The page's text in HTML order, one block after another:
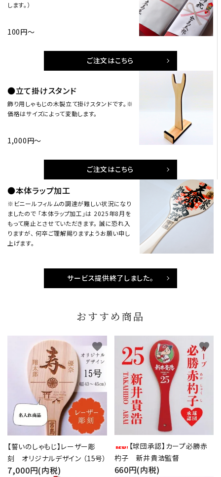
します。）
100円～
ご注文はこちら
●立て掛けスタンド
飾り用しゃもじの木製立て掛けスタンドです。※
価格はサイズによって変動します。
1,000円～
ご注文はこちら
●本体ラップ加工
※ビニールフィルムの調達が難しい状況になり
ましたので 「本体ラップ加工」は 2025年8月を
もって廃止とさせていただきます。 誠に恐れ入
りますが、 何卒ご理解賜りますようお願い申し
上げます。
サービス提供終了しました。
おすすめ商品
【誓いのしゃもじ】レーザー彫
刻 オリジナルデザイン （15号）
7,000円(内税)
favorite
【球団承認】カープ必勝赤
杓子 新井貴浩監督
660円(内税)
favorite